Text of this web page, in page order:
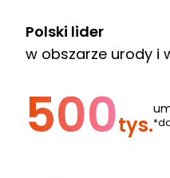
Polski lider
w obszarze urody i
500tys.